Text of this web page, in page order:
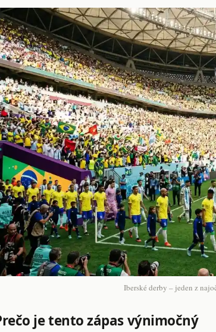
Iberské derby – jeden z
je tento zápas výnimočný